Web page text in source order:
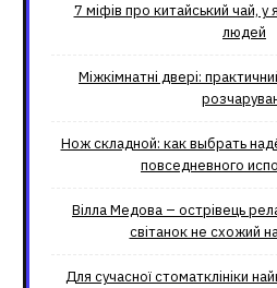
7 міфів про китайський чай, у
людей
Міжкімнатні двері:
Нож складной: как выбрать
повседневного
Вілла Медова – острівець
світанок не схожий
Для сучасної стоматклініки